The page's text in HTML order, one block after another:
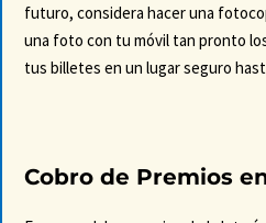
futuro, considera hacer una
una foto con tu móvil tan pronto
tus billetes en un lugar seguro
Cobro de Premios